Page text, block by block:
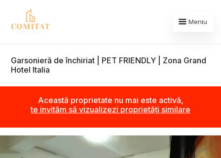
Meniu
Garsonieră de închiriat | PET FRIENDLY | Zona Grand
Hotel Italia
Această proprietate nu mai este activă,
te invităm să vizualizezi proprietăți similare